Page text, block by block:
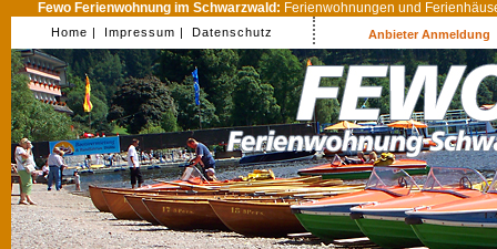
Fewo Ferienwohnung im Schwarzwald: Ferienwohnungen und
Home | Impressum | Datenschutz Anbieter Anmeldung